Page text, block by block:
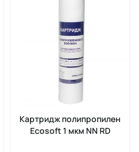
Картридж полипропилен
Ecosoft 1 мкм NN RD